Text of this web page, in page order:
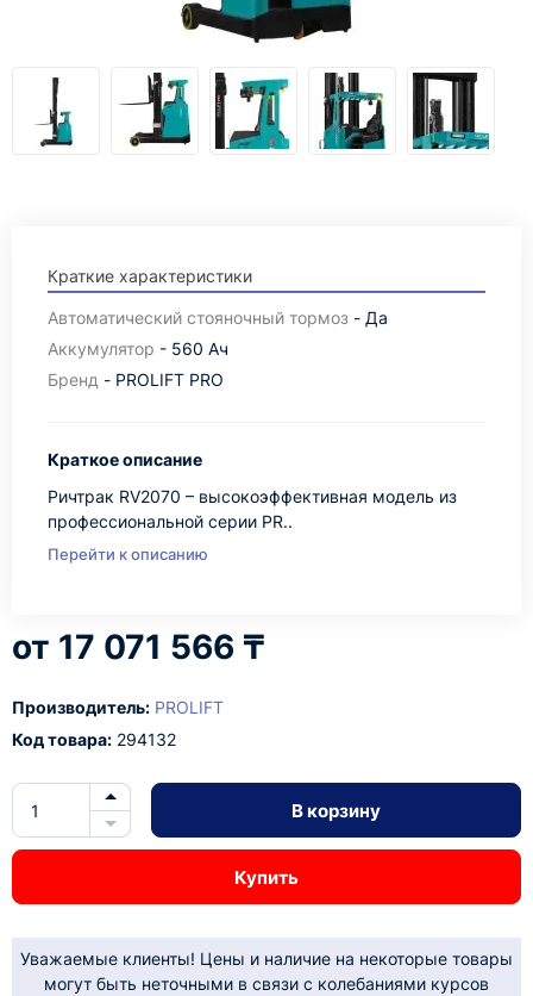
Краткие характеристики
Автоматический стояночный тормоз - Да
Аккумулятор - 560 Ач
Бренд - PROLIFT PRO
Краткое описание
Ричтрак RV2070 – высокоэффективная модель из
профессиональной серии PR..
Перейти к описанию
17 071 566 ₸
Производитель: PROLIFT
Код товара: 294132
В корзину
Купить
Уважаемые клиенты! Цены и наличие на некоторые товары
могут быть неточными в связи с колебаниями курсов